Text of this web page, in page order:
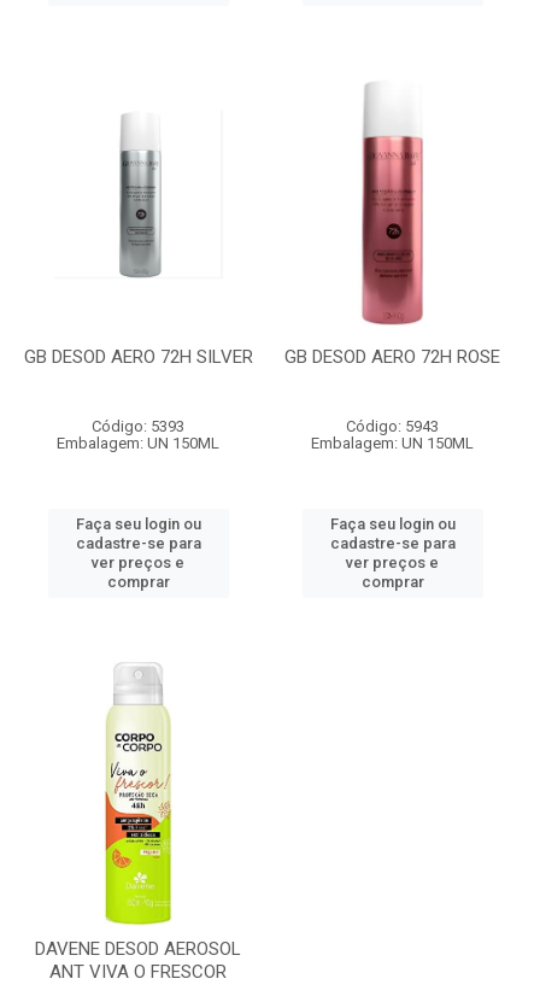
GB DESOD AERO 72H SILVER
Código: 5393
Embalagem: UN 150ML
Faça seu login ou
cadastre-se para
ver preços e
comprar
GB DESOD AERO 72H ROSE
Código: 5943
Embalagem: UN 150ML
Faça seu login ou
cadastre-se para
ver preços e
comprar
DAVENE DESOD AEROSOL
ANT VIVA O FRESCOR